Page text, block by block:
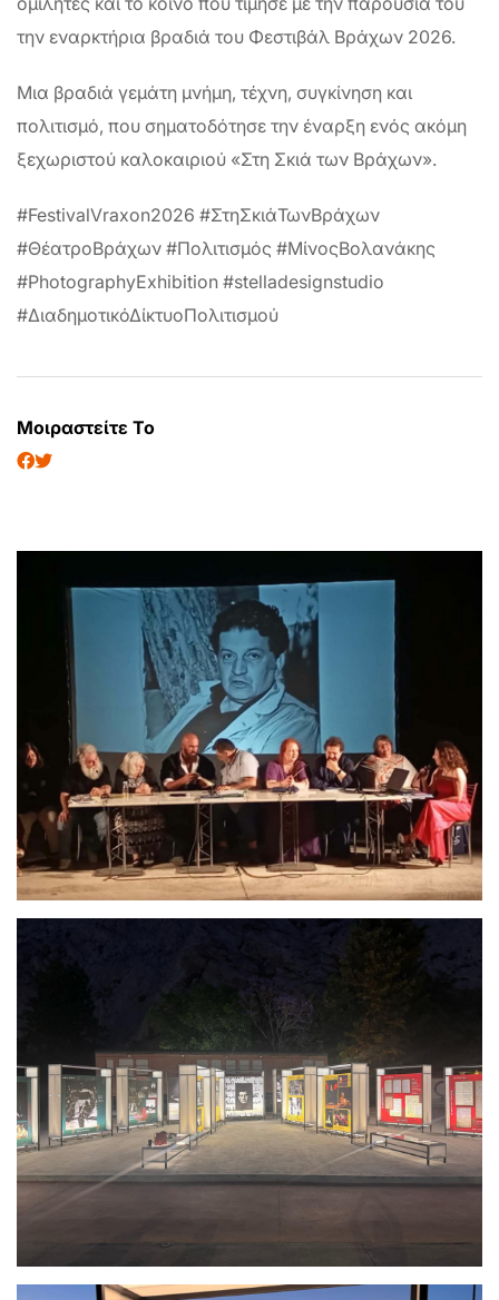
την εναρκτήρια βραδιά του Φεστιβάλ Βράχων 2026.
Μια βραδιά γεμάτη μνήμη, τέχνη, συγκίνηση και
πολιτισμό, που σηματοδότησε την έναρξη ενός ακόμη
ξεχωριστού καλοκαιριού «Στη Σκιά των Βράχων».
#FestivalVraxon2026 #ΣτηΣκιάΤωνΒράχων
#ΘέατροΒράχων #Πολιτισμός #ΜίνοςΒολανάκης
#PhotographyExhibition #stelladesignstudio
#ΔιαδημοτικόΔίκτυοΠολιτισμού
Μοιραστείτε Το